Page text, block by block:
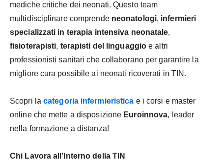
mediche critiche dei neonati. Questo team
multidisciplinare comprende neonatologi, infermieri
specializzati in terapia intensiva neonatale,
fisioterapisti, terapisti del linguaggio e altri
professionisti sanitari che collaborano per garantire la
migliore cura possibile ai neonati ricoverati in TIN.
Scopri la categoria infermieristica e i corsi e master
online che mette a disposizione Euroinnova, leader
nella formazione a distanza!
Chi Lavora all’Interno della TIN